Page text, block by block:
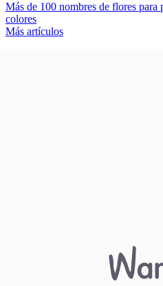
Más de 100 nombres de flores para
colores
Más artículos